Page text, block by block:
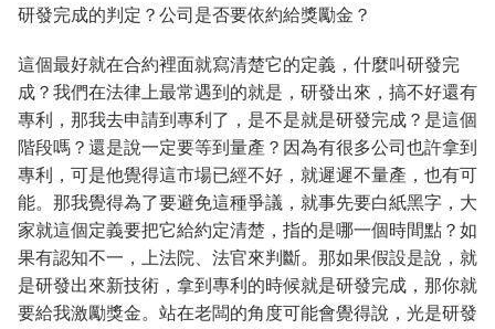
研發完成的判定？公司是否要依約給獎勵金？
這個最好就在合約裡面就寫清楚它的定義，什麼叫研發完
成？我們在法律上最常遇到的就是，研發出來，搞不好還有
專利，那我去申請到專利了，是不是就是研發完成？是這個
階段嗎？還是說一定要等到量產？因為有很多公司也許拿到
專利，可是他覺得這市場已經不好，就遲遲不量產，也有可
能。那我覺得為了要避免這種爭議，就事先要白紙黑字，大
家就這個定義要把它給約定清楚，指的是哪一個時間點？如
果有認知不一，上法院、法官來判斷。那如果假設是說，就
是研發出來新技術，拿到專利的時候就是研發完成，那你就
要給我激勵獎金。站在老闆的角度可能會覺得說，光是研發